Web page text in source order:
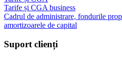
Tarife și CGA business
Cadrul de administrare, fondurile
amortizoarele de capital
Suport clienți